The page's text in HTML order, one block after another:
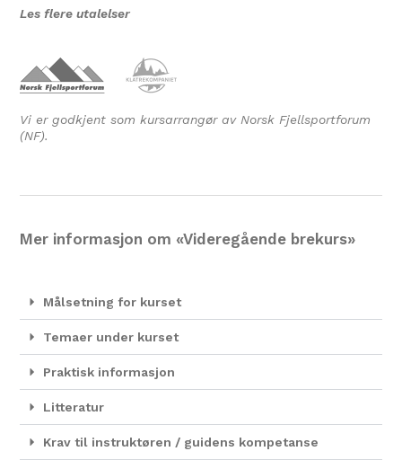
Les flere utalelser
Vi er godkjent som kursarrangør av Norsk Fjellsportforum
(NF).
Mer informasjon om «Videregående brekurs»
Målsetning for kurset
Temaer under kurset
Praktisk informasjon
Litteratur
Krav til instruktøren / guidens kompetanse